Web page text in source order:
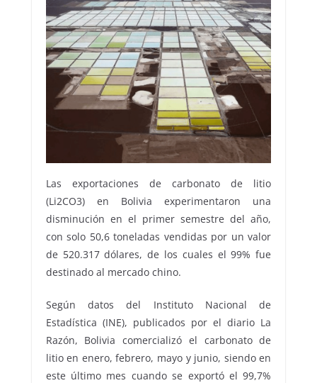
Las exportaciones de carbonato de litio
(Li2CO3) en Bolivia experimentaron una
disminución en el primer semestre del año,
con solo 50,6 toneladas vendidas por un valor
de 520.317 dólares, de los cuales el 99% fue
destinado al mercado chino.
Según datos del Instituto Nacional de
Estadística (INE), publicados por el diario La
Razón, Bolivia comercializó el carbonato de
litio en enero, febrero, mayo y junio, siendo en
este último mes cuando se exportó el 99,7%